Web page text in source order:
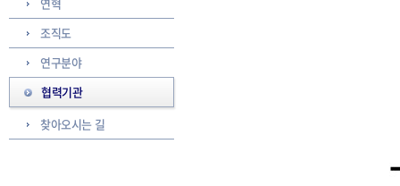
조직도
연구분야
협력기관
찾아오시는 길